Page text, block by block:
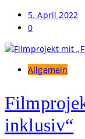
5. April 2022
0
Allgemein
inklusiv“